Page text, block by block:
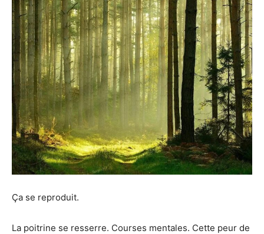
Ça se reproduit.
La poitrine se resserre. Courses mentales. Cette peur de